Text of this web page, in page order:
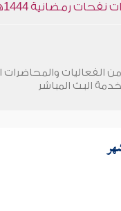
رمضانية 1444هـ
من الفعاليات والمحاضرات
خدمة البث المباشر